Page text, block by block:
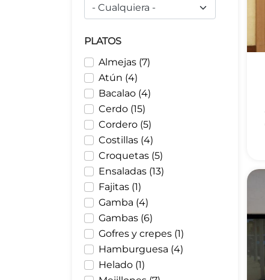
PLATOS
Almejas (7)
Atún (4)
Bacalao (4)
Cerdo (15)
Cordero (5)
Costillas (4)
Croquetas (5)
Ensaladas (13)
Fajitas (1)
Gamba (4)
Gambas (6)
Gofres y crepes (1)
Hamburguesa (4)
Helado (1)